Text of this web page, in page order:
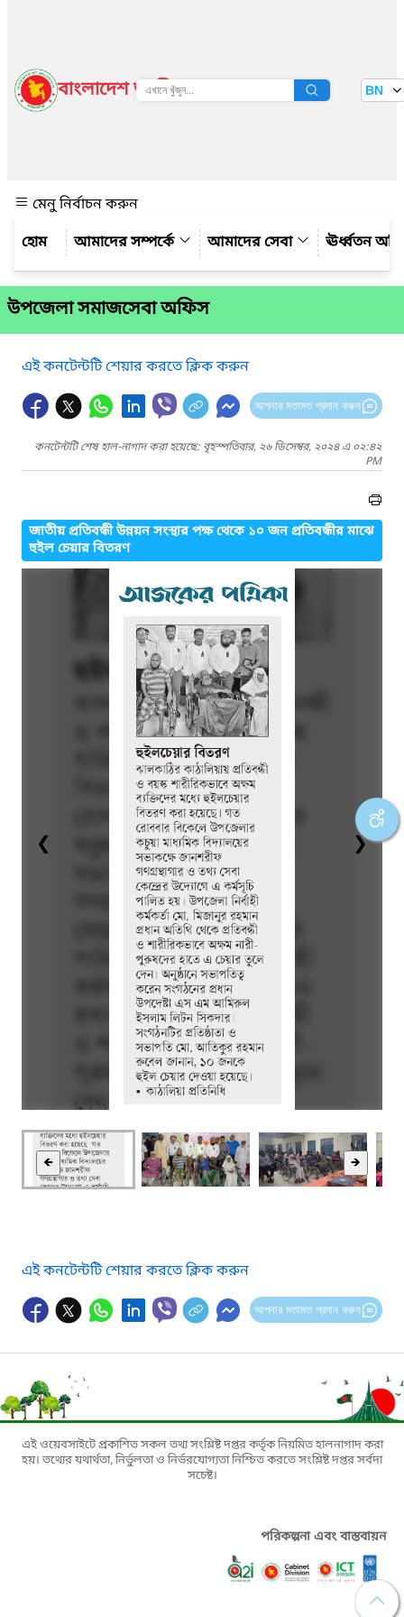
বাংলাদেশ জাতীয় তথ্য বাতায়ন BN
মেনু নির্বাচন করুন
আমাদের সম্পর্কে
আমাদের সেবা ঊর্ধ্বতন
উপজেলা সমাজসেবা অফিস
এই কনটেন্টটি শেয়ার করতে ক্লিক করুন
আপনার মতামত প্রদান করুন
কনটেন্টটি শেষ হাল-নাগাদ করা হয়েছে: বৃহস্পতিবার, ২৬ ডিসেম্বর, ২০২৪ এ ০২:৪২
PM
জাতীয় প্রতিবন্ধী উন্নয়ন সংস্থার পক্ষ থেকে ১০ জন প্রতিবন্ধীর মাঝে
হুইল চেয়ার বিতরণ
❮ ❯
🡸 🡺
এই কনটেন্টটি শেয়ার করতে ক্লিক করুন
আপনার মতামত প্রদান করুন
এই ওয়েবসাইটে প্রকাশিত সকল তথ্য সংশ্লিষ্ট দপ্তর কর্তৃক নিয়মিত হালনাগাদ করা
হয়। তথ্যের যথার্থতা, নির্ভুলতা ও নির্ভরযোগ্যতা নিশ্চিত করতে সংশ্লিষ্ট দপ্তর সর্বদা
সচেষ্ট।
পরিকল্পনা এবং বাস্তবায়ন